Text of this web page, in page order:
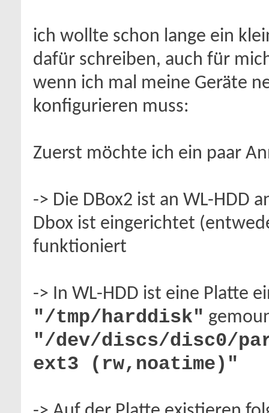
ich wollte schon lange ein
dafür schreiben, auch für
wenn ich mal meine Geräte
konfigurieren muss:
Zuerst möchte ich ein paar
-> Die DBox2 ist an WL-HDD
Dbox ist eingerichtet
funktioniert
-> In WL-HDD ist eine Platte
"/tmp/harddisk"
"/dev/discs/disc0/
ext3 (rw,noatime)"